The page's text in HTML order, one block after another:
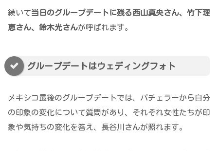
続いて当 日のグループデートに残る西山真央さん、竹下理
恵さん、鈴木光さんが呼ばれます。
グループデートはウェディングフォト
メキシコ最後のグループデートでは、バチェラーから自分
の印象の変化について質問があり、それぞれ女性たちが印
象や気持ちの変化を答え、長谷川さんが照れます。